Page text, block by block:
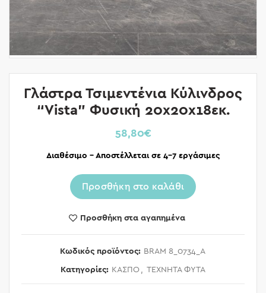
Γλάστρα Τσιμεντένια Κύλινδρος
“Vista” Φυσική 20x20x18εκ.
58,80€
Διαθέσιμο – Αποστέλλεται σε 4-7 εργάσιμες
Προσθήκη στο καλάθι
Προσθήκη στα αγαπημένα
Κωδικός προϊόντος: BRAM 8_0734_A
Κατηγορίες: ΚΑΣΠΟ , ΤΕΧΝΗΤΑ ΦΥΤΑ